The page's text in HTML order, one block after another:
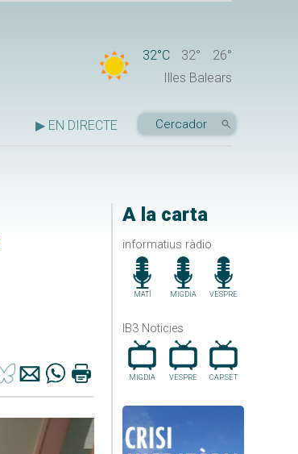
32°C 32°
26°
Illes Balears
▶ EN DIRECTE
A la carta
informatius ràdio
MATÍ MIGDIA VESPRE
IB3 Noticies
MIGDIA VESPRE CAP.SET